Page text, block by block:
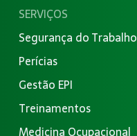
SERVIÇOS
Segurança do Trabalho
Perícias
Gestão EPI
Treinamentos
Medicina Ocupacional